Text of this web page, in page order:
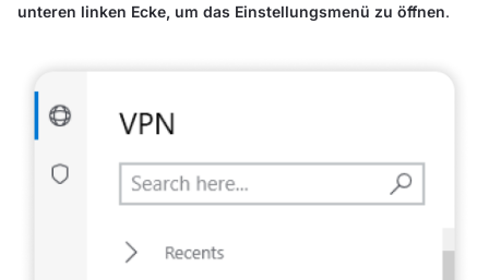
unteren linken Ecke, um das Einstellungsmenü zu öffnen.